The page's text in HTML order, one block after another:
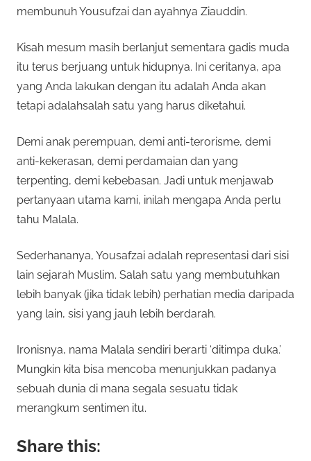
membunuh Yousufzai dan ayahnya Ziauddin.
Kisah mesum masih berlanjut sementara gadis muda
itu terus berjuang untuk hidupnya. Ini ceritanya, apa
yang Anda lakukan dengan itu adalah Anda akan
tetapi adalahsalah satu yang harus diketahui.
Demi anak perempuan, demi anti-terorisme, demi
anti-kekerasan, demi perdamaian dan yang
terpenting, demi kebebasan. Jadi untuk menjawab
pertanyaan utama kami, inilah mengapa Anda perlu
tahu Malala.
Sederhananya, Yousafzai adalah representasi dari sisi
lain sejarah Muslim. Salah satu yang membutuhkan
lebih banyak (jika tidak lebih) perhatian media daripada
yang lain, sisi yang jauh lebih berdarah.
Ironisnya, nama Malala sendiri berarti ‘ditimpa duka.’
Mungkin kita bisa mencoba menunjukkan padanya
sebuah dunia di mana segala sesuatu tidak
merangkum sentimen itu.
Share this: